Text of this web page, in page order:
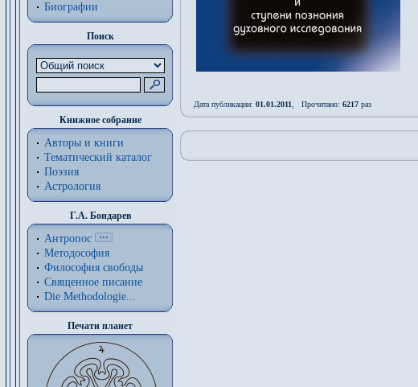
Биографии
Поиск
Книжное собрание
Авторы и книги
Тематический каталог
Поэзия
Астрология
Г.А. Бондарев
Антропос
Методософия
Философия cвободы
Священное писание
Die Methodologie...
Печати планет
Дата публикации: 01.01.2011, Прочитано: 6217 раз